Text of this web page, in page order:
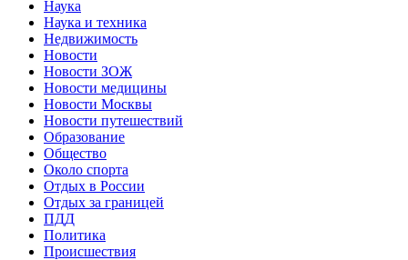
Наука
Наука и техника
Недвижимость
Новости
Новости ЗОЖ
Новости медицины
Новости Москвы
Новости путешествий
Образование
Общество
Около спорта
Отдых в России
Отдых за границей
ПДД
Политика
Происшествия